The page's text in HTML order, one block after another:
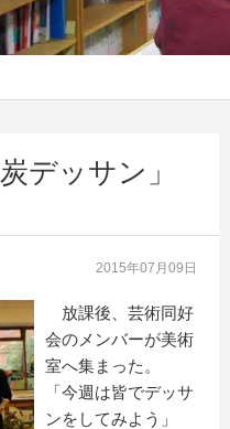
デッサン」
2015年07月09日
放課後、芸術同好
会のメンバーが美術
室へ集まった。
「今週は皆でデッサ
ンをしてみよう」